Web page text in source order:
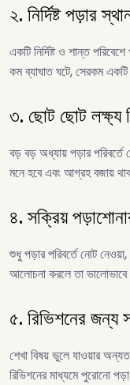
২. নির্দিষ্ট পড়ার
একটি নির্দিষ্ট ও শান্ত
কম ব্যাঘাত ঘটে, সেরকম একটি
৩. ছোট ছোট লক্ষ্য
বড় বড় অধ্যায় পড়ার
মনে হবে এবং আগ্রহ বজায়
৪. সক্রিয়
শুধু পড়ার পরিবর্তে নোট
আলোচনা করলে তা ভালোভাবে
৫. রিভিশনের জন্য
শেখা বিষয় ভুলে যাওয়ার
রিভিশনের মাধ্যমে পুরোনো পড়া